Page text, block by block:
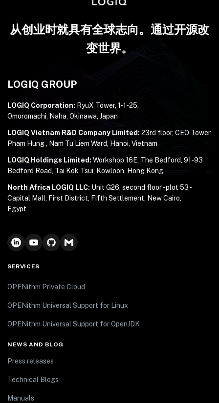
从创业时就具有全球志向。通过开源改
变世界。
LOGIQ GROUP
LOGIQ Corporation: RyuX Tower, 1-1-25,
Omoromachi, Naha, Okinawa, Japan
LOGIQ Vietnam R&D Company Limited: 23rd floor, CEO Tower,
Pham Hung , Nam Tu Liem Ward, Hanoi, Vietnam
LOGIQ Holdings Limited: Workshop 16E, The Bedford, 91-93
Bedford Road, Tai Kok Tsui, Kowloon, Hong Kong
North Africa LOGIQ LLC: Unit G26, second floor - plot 53 -
Capital Mall, First District, Fifth Settlement, New Cairo,
Egypt
SERVICES
OPENithm Private Cloud
OPENithm Universal Support for Linux
OPENithm Universal Support for OpenJDK
NEWS AND BLOG
Press releases
Technical Blogs
Manuals